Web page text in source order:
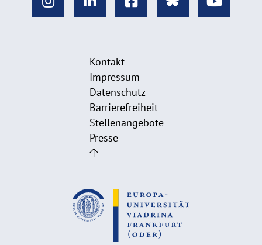
Kontakt
Impressum
Datenschutz
Barrierefreiheit
Stellenangebote
Presse